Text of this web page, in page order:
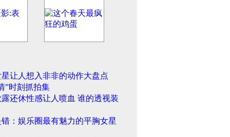
让人想入非非的动作大盘点
”时刻抓拍集
还休性感让人喷血 谁的透视装
：娱乐圈最有魅力的平胸女星